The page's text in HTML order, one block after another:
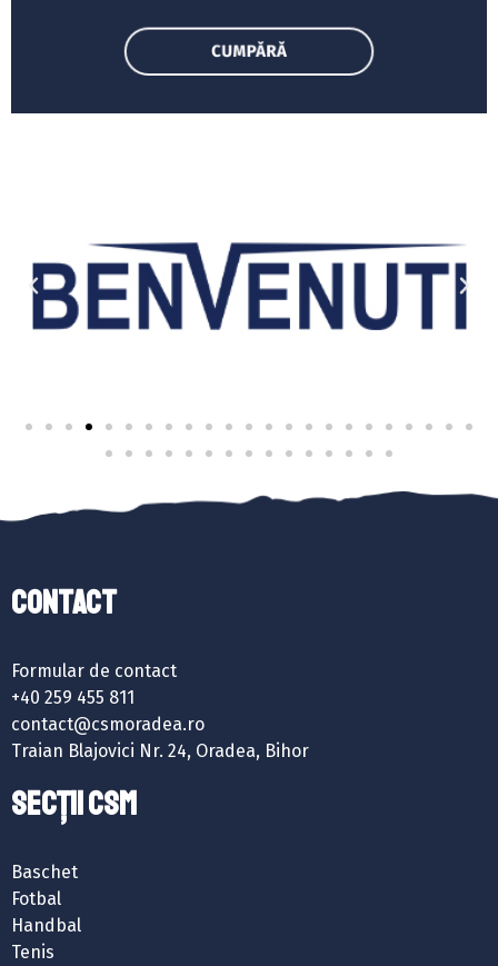
Contact
Formular de contact
+40 259 455 811
contact@csmoradea.ro
Traian Blajovici Nr. 24, Oradea, Bihor
SECȚII CSM
Baschet
Fotbal
Handbal
Tenis